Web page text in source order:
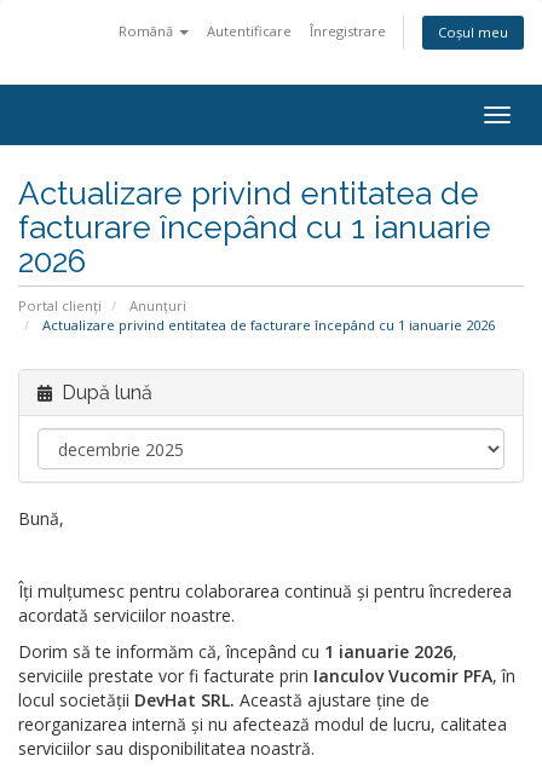
Română Autentificare Înregistrare Coșul meu
Actualizare privind entitatea de
facturare începând cu 1 ianuarie
2026
Portal clienți
Anunțuri
Actualizare privind entitatea de facturare începând cu 1 ianuarie 2026
După lună
Bună,
Îți mulțumesc pentru colaborarea continuă și pentru încrederea
acordată serviciilor noastre.
Dorim să te informăm că, începând cu 1 ianuarie 2026,
serviciile prestate vor fi facturate prin Ianculov Vucomir PFA, în
locul societății DevHat SRL. Această ajustare ține de
reorganizarea internă și nu afectează modul de lucru, calitatea
serviciilor sau disponibilitatea noastră.